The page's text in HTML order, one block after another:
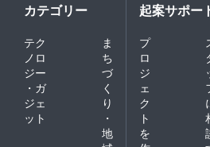
カテゴリー
テク
ノロ
ジー
・ガ
ジェ
ット
ま
ち
づ
く
り
・
地
起案サポー
プ
ロ
ジ
ェ
ク
ト
を